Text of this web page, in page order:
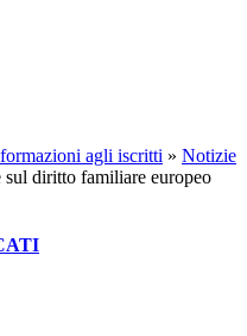
agli iscritti » Notizie
diritto familiare europeo